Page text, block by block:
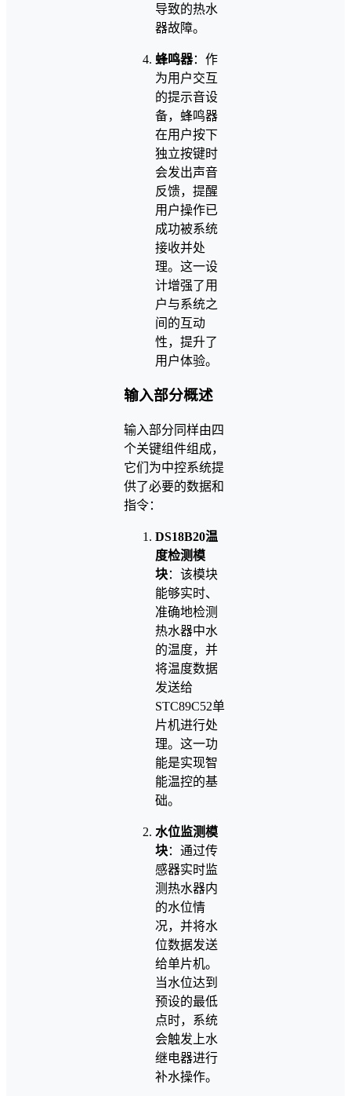
导致的热水
器故障。
蜂鸣器：作
为用户交互
的提示音设
备，蜂鸣器
在用户按下
独立按键时
会发出声音
反馈，提醒
用户操作已
成功被系统
接收并处
理。这一设
计增强了用
户与系统之
间的互动
性，提升了
用户体验。
输入部分概述
输入部分同样由四
个关键组件组成，
它们为中控系统提
供了必要的数据和
指令：
DS18B20温
度检测模
块：该模块
能够实时、
准确地检测
热水器中水
的温度，并
将温度数据
发送给
STC89C52单
片机进行处
理。这一功
能是实现智
能温控的基
础。
水位监测模
块：通过传
感器实时监
测热水器内
的水位情
况，并将水
位数据发送
给单片机。
当水位达到
预设的最低
点时，系统
会触发上水
继电器进行
补水操作。